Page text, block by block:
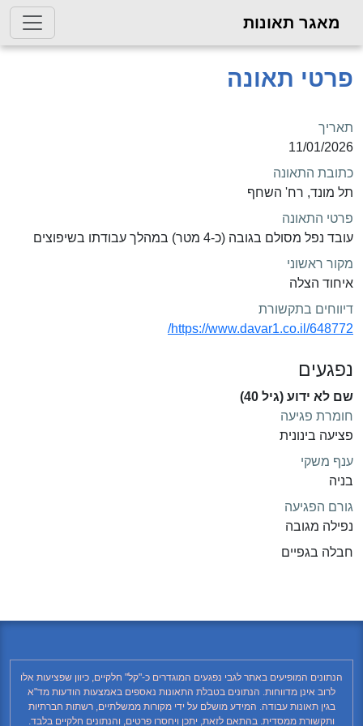
מאגר תאונות
פרטי תאונה
תאריך
11/01/2026
כתובת התאונה
תל מונד, רח' השחף
פרטי התאונה
עובד נפל מסולם בגובה (כ-4 מטר) במהלך עבודתו בשיפוצים
מקור ראשוני
איחוד הצלה
דיווחים בתקשורת
https://www.davar1.co.il/648772/
נפגעים
שם לא ידוע (גיל 40)
חומרת פגיעה
פציעה בינונית
ענף משקי
בניה
גורם הפגיעה
נפילה מגובה
חבלה בגפיים
הנתונים המופיעים באתר לגבי נפגעים המוגדרים כ-"קל" חלקיים, כיוון שפציעות אלו
לרוב אינן מדווחות. הנתונים בטבלת התאונות נאספים באמצעות הודעות מד"א
בגין תאונות עבודה. המידע מושלם על ידי מקורות ממשלתיים, רשתות חברתיות
ותקשורת ממסדית. בהתאם לזאת, יתכן ויחסרו פרטים, והנתונים חלקיים בלבד.